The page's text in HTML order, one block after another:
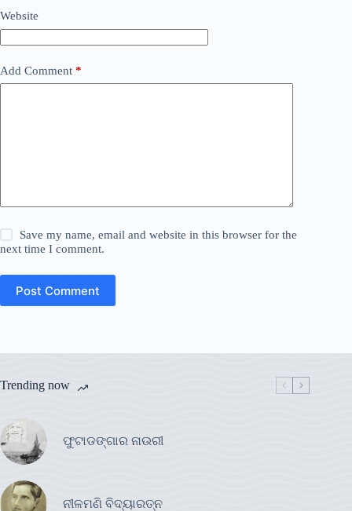
Website
Add Comment *
Save my name, email and website in this browser for the
next time I comment.
Post Comment
Trending now
ଫୁଟାଡଙ୍ଗାର ନାଉରୀ
ନୀଳମଣି ବିଦ୍ୟାରତ୍ନ